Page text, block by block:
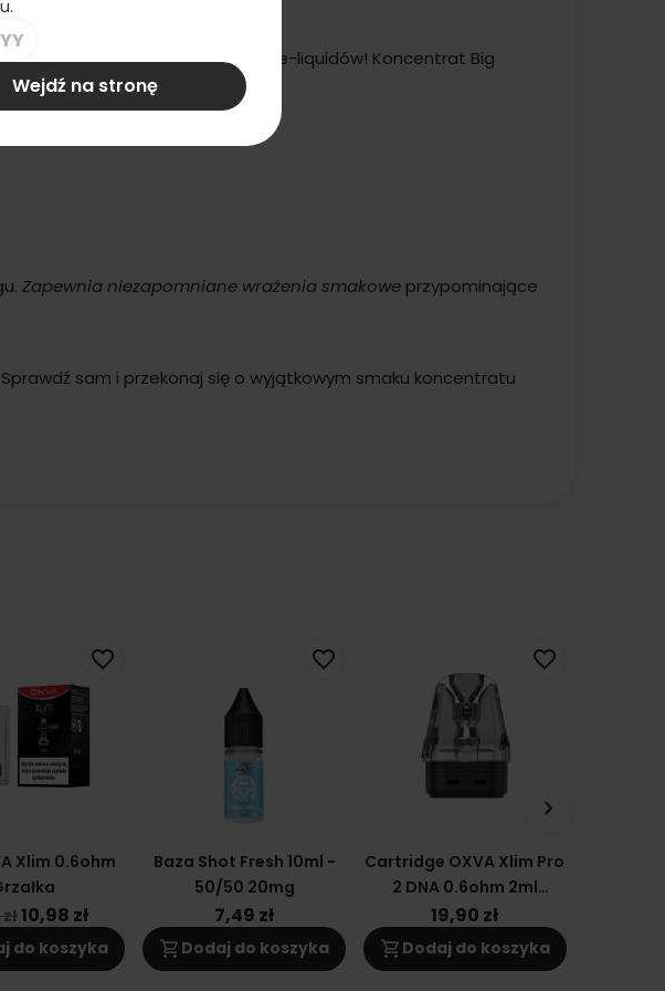
koncentratowi do tworzenia e-liquidów! Koncentrat Big
doznań smakowych.
Zapewnia niezapomniane wrażenia smakowe przypominające
sam i przekonaj się o wyjątkowym smaku koncentratu
Xlim 0.6ohm
10,98 zł
do koszyka
favorite_border
Baza Shot Fresh 10ml -
50/50 20mg
7,49 zł
shopping_cart Dodaj do koszyka
favorite_border
Cartridge OXVA Xlim Pro
2 DNA 0.6ohm 2ml
Grzałka Kartridż
19,90 zł
shopping_cart Dodaj do koszyka
favorite_border
keyboard_arrow_right
Wejdź na stronę